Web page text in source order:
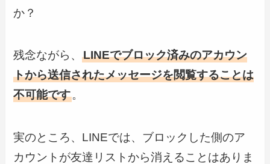
か？
残念ながら、LINEでブロック済みのアカウン
トから送信されたメッセージを閲覧することは
不可能です。
実のところ、LINEでは、ブロックした側のア
カウントが友達リストから消えることはありま